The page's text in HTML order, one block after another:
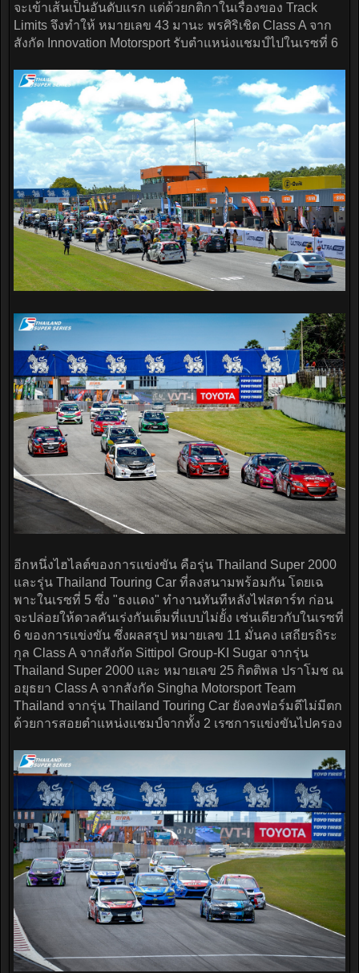
จะเข้าเส้นเป็นอันดับแรก แต่ด้วยกติกาในเรื่องของ Track
Limits จึงทำให้ หมายเลข 43 มานะ พรศิริเชิด Class A จาก
สังกัด Innovation Motorsport รับตำแหน่งแชมป์ไปในเรซที่ 6
อีกหนึ่งไฮไลต์ของการแข่งขัน คือรุ่น Thailand Super 2000
และรุ่น Thailand Touring Car ที่ลงสนามพร้อมกัน โดยเฉ
พาะในเรซที่ 5 ซึ่ง "ธงแดง" ทำงานทันทีหลังไฟสตาร์ท ก่อน
จะปล่อยให้ดวลคันเร่งกันเต็มที่แบบไม่ยั้ง เช่นเดียวกับในเรซที่
6 ของการแข่งขัน ซึ่งผลสรุป หมายเลข 11 มั่นคง เสถียรถิระ
กุล Class A จากสังกัด Sittipol Group-KI Sugar จากรุ่น
Thailand Super 2000 และ หมายเลข 25 กิตติพล ปราโมช ณ
อยุธยา Class A จากสังกัด Singha Motorsport Team
Thailand จากรุ่น Thailand Touring Car ยังคงฟอร์มดีไม่มีตก
ด้วยการสอยตำแหน่งแชมป์จากทั้ง 2 เรซการแข่งขันไปครอง